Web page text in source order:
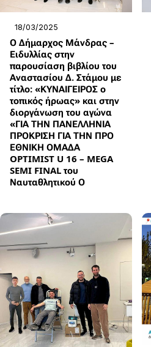
18/03/2025
Ο Δήμαρχος Μάνδρας –
Ειδυλλίας στην
παρουσίαση βιβλίου του
Αναστασίου Δ. Στάμου με
τίτλο: «ΚΥΝΑΙΓΕΙΡΟΣ ο
τοπικός ήρωας» και στην
διοργάνωση του αγώνα
«ΓΙΑ ΤΗΝ ΠΑΝΕΛΛΗΝΙΑ
ΠΡΟΚΡΙΣΗ ΓΙΑ ΤΗΝ ΠΡΟ
ΕΘΝΙΚΗ ΟΜΑΔΑ
OPTIMIST U 16 – MEGA
SEMI FINAL του
Ναυταθλητικού Ο